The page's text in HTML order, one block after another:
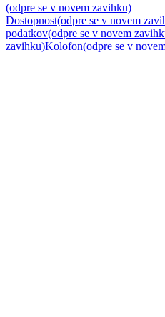
(odpre se v novem zavihku)
Dostopnost(odpre se v novem
podatkov(odpre se v novem
zavihku)Kolofon(odpre se v